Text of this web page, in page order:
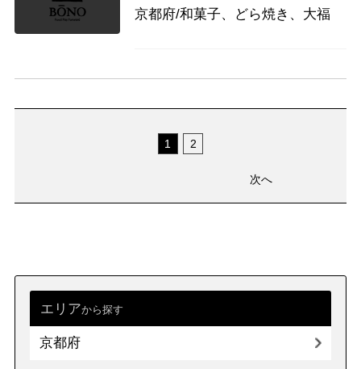
エリアから探す
京都府
京都府/和菓子、どら焼き、大福
1 2
次へ